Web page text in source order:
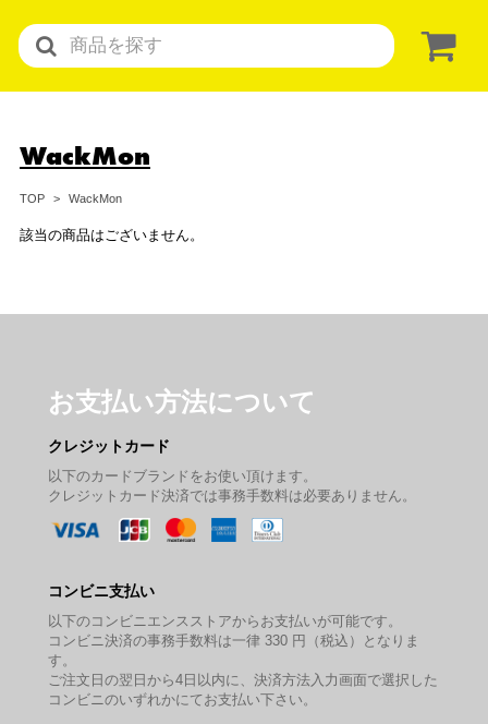
WackMon
TOP WackMon
該当の商品はございません。
お支払い方法について
クレジットカード
以下のカードブランドをお使い頂けます。
クレジットカード決済では事務手数料は必要ありません。
コンビニ支払い
以下のコンビニエンスストアからお支払いが可能です。
コンビニ決済の事務手数料は一律 330 円（税込）となりま
す。
ご注文日の翌日から4日以内に、決済方法入力画面で選択した
コンビニのいずれかにてお支払い下さい。